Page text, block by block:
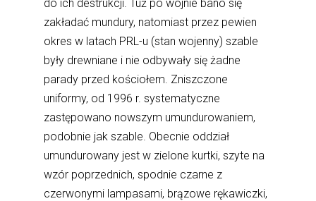
do ich destrukcji. Tuż po wojnie bano się
zakładać mundury, natomiast przez pewien
okres w latach PRL-u (stan wojenny) szable
były drewniane i nie odbywały się żadne
parady przed kościołem. Zniszczone
uniformy, od 1996 r. systematyczne
zastępowano nowszym umundurowaniem,
podobnie jak szable. Obecnie oddział
umundurowany jest w zielone kurtki, szyte na
wzór poprzednich, spodnie czarne z
czerwonymi lampasami, brązowe rękawiczki,